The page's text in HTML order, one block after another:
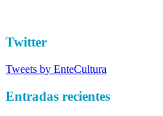
Twitter
Tweets by EnteCultura
Entradas recientes